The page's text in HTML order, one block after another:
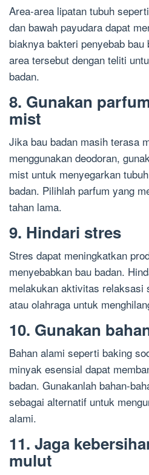
Area-area lipatan tubuh
dan bawah payudara dapat
biaknya bakteri penyebab
area tersebut dengan teliti
badan.
8. Gunakan
mist
Jika bau badan masih terasa
menggunakan deodoran,
mist untuk menyegarkan
badan. Pilihlah parfum yang
tahan lama.
9. Hindari stres
Stres dapat meningkatkan
menyebabkan bau badan.
melakukan aktivitas relaksasi
atau olahraga untuk
10. Gunakan
Bahan alami seperti baking
minyak esensial dapat
badan. Gunakanlah bahan-
sebagai alternatif untuk
alami.
11. Jaga
mulut